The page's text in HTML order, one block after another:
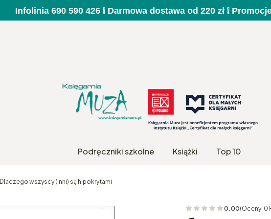
Infolinia 690 590 426 ❕ Darmowa dostawa od 220 zł ❕
Podręczniki szkolne Książki Top 10
Dlaczego wszyscy (inni) są hipokrytami
0.00(Oceny: 0